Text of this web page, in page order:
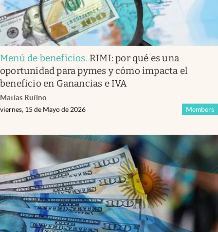
Menú de beneficios. RIMI: por qué es una
oportunidad para pymes y cómo impacta el
beneficio en Ganancias e IVA
Matías Rufino
Members
viernes, 15 de Mayo de 2026